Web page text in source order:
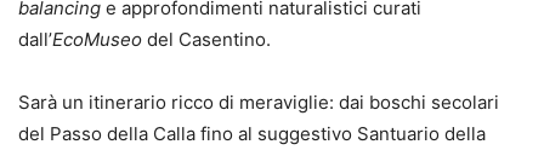
balancing e approfondimenti naturalistici curati
dall’EcoMuseo del Casentino.
Sarà un itinerario ricco di meraviglie: dai boschi secolari
del Passo della Calla fino al suggestivo Santuario della